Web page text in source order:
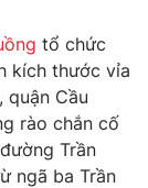
tổ chức
kích thước vỉa
, quận Cầu
rào chắn cố
Trần
ngã ba Trần